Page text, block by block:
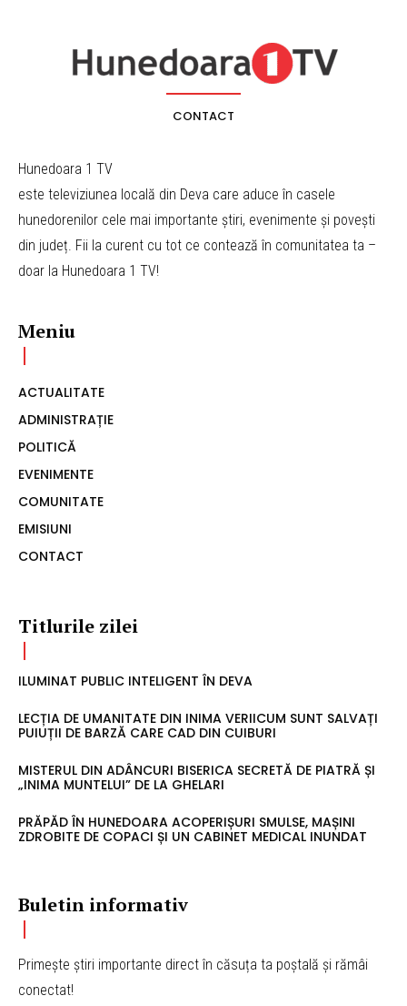
CONTACT
Hunedoara 1 TV
este televiziunea locală din Deva care aduce în casele
hunedorenilor cele mai importante știri, evenimente și povești
din județ. Fii la curent cu tot ce contează în comunitatea ta –
doar la Hunedoara 1 TV!
Meniu
ACTUALITATE
ADMINISTRAȚIE
POLITICĂ
EVENIMENTE
COMUNITATE
EMISIUNI
CONTACT
Titlurile zilei
ILUMINAT PUBLIC INTELIGENT ÎN DEVA
LECȚIA DE UMANITATE DIN INIMA VERIICUM SUNT SALVAȚI
PUIUȚII DE BARZĂ CARE CAD DIN CUIBURI
MISTERUL DIN ADÂNCURI BISERICA SECRETĂ DE PIATRĂ ȘI
„INIMA MUNTELUI” DE LA GHELARI
PRĂPĂD ÎN HUNEDOARA ACOPERIȘURI SMULSE, MAȘINI
ZDROBITE DE COPACI ȘI UN CABINET MEDICAL INUNDAT
Buletin informativ
Primește știri importante direct în căsuța ta poștală și rămâi
conectat!